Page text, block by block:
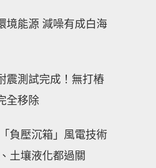
境能源 減噪有成白海
震測試完成！無打樁
全移除
負壓沉箱」風電技術
土壤液化都過關